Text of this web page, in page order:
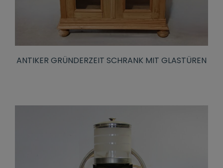
ANTIKER GRÜNDERZEIT SCHRANK MIT GLASTÜREN